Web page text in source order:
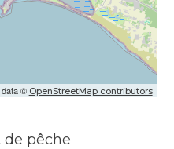
© OpenStreetMap contributors
de pêche